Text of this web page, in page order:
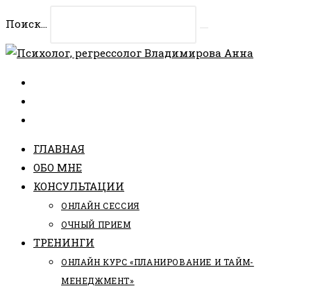
содержимому
Поиск...
ГЛАВНАЯ
ОБО МНЕ
КОНСУЛЬТАЦИИ
ОНЛАЙН СЕССИЯ
ОЧНЫЙ ПРИЕМ
ТРЕНИНГИ
ОНЛАЙН КУРС «ПЛАНИРОВАНИЕ И ТАЙМ-
МЕНЕДЖМЕНТ»